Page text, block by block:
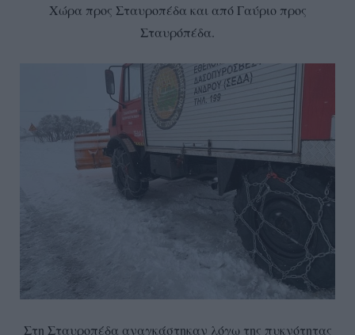
Χώρα προς Σταυροπέδα και από Γαύριο προς
Σταυρόπέδα.
Στη Σταυροπέδα αναγκάστηκαν λόγω της πυκνότητας